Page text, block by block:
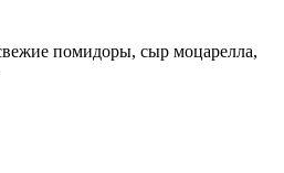
помидоры, сыр моцарелла,